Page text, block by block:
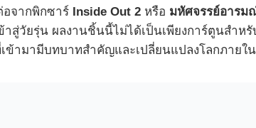
จากพิกซาร์ Inside Out 2 หรือ มหัศจรรย์อารม
สู่วัยรุ่น ผลงานชิ้นนี้ไม่ได้เป็นเพียงการ์ตูนสำห
เข้ามามีบทบาทสำคัญและเปลี่ยนแปลงโลกภายใ